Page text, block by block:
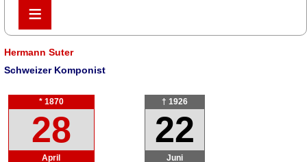
≡
≡
Hermann Suter
Schweizer Komponist
* 1870
28
April
† 1926
22
Juni